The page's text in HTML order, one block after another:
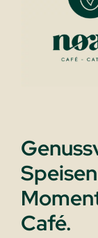
Café.